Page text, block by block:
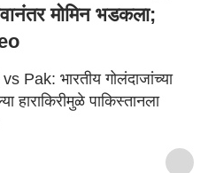
मोमिन भडकला;
भारतीय गोलंदाजांच्या
हाराकिरीमुळे पाकिस्तानला